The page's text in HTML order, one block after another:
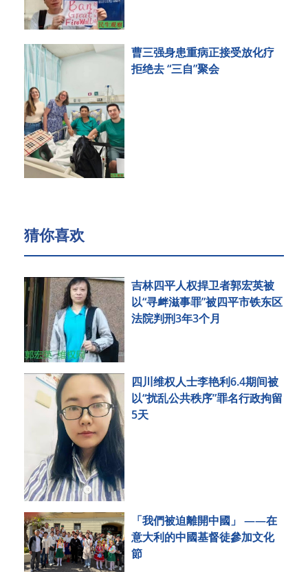
曹三强身患重病正接受放化疗
拒绝去 “三自”聚会
猜你喜欢
吉林四平人权捍卫者郭宏英被
以“寻衅滋事罪”被四平市铁东区
法院判刑3年3个月
四川维权人士李艳利6.4期间被
以“扰乱公共秩序”罪名行政拘留
5天
「我們被迫離開中國」 ——在
意大利的中國基督徒參加文化
節